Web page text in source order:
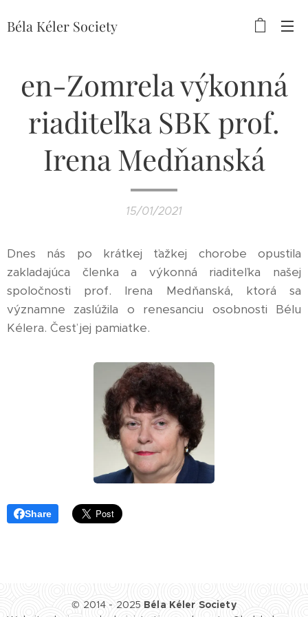
Béla Kéler Society
en-Zomrela výkonná
riaditeľka SBK prof.
Irena Medňanská
15/01/2021
Dnes nás po krátkej ťažkej chorobe opustila
zakladajúca členka a výkonná riaditeľka našej
spoločnosti prof. Irena Medňanská, ktorá sa
významne zaslúžila o renesanciu osobnosti Bélu
Kélera. Česť jej pamiatke.
Share
© 2014 - 2025 Béla Kéler Society